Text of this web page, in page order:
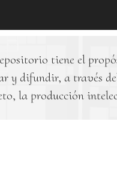
tiene el
y difundir, a través
la producción